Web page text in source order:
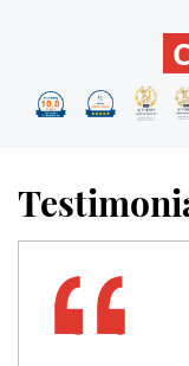
DUI
Wet
4th